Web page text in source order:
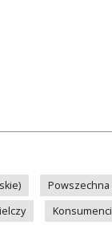
Powszechna